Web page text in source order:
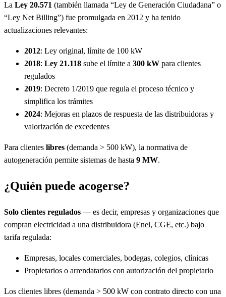
La Ley 20.571 (también llamada “Ley de Generación Ciudadana” o
“Ley Net Billing”) fue promulgada en 2012 y ha tenido
actualizaciones relevantes:
2012: Ley original, límite de 100 kW
2018: Ley 21.118 sube el límite a 300 kW para clientes
regulados
2019: Decreto 1/2019 que regula el proceso técnico y
simplifica los trámites
2024: Mejoras en plazos de respuesta de las distribuidoras y
valorización de excedentes
Para clientes libres (demanda > 500 kW), la normativa de
autogeneración permite sistemas de hasta 9 MW.
¿Quién puede acogerse?
Solo clientes regulados — es decir, empresas y organizaciones que
compran electricidad a una distribuidora (Enel, CGE, etc.) bajo
tarifa regulada:
Empresas, locales comerciales, bodegas, colegios, clínicas
Propietarios o arrendatarios con autorización del propietario
Los clientes libres (demanda > 500 kW con contrato directo con una